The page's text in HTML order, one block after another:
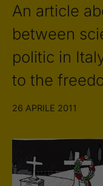
An article
between
politic in
to the
26 APRILE 2011